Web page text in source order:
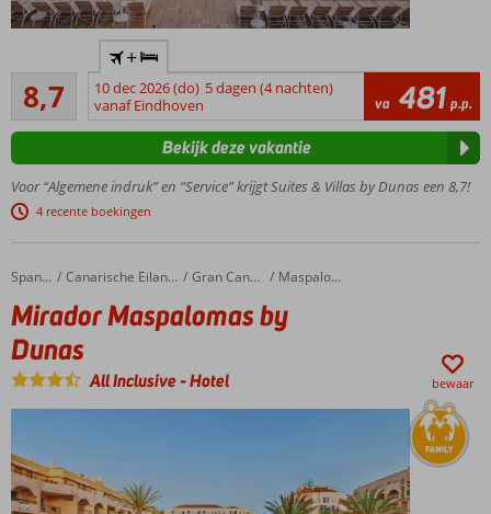
familiecomplex,
op loopafstand
van boulevard
Gratis
naar het
strand
suites tot
wel 6
All
Inclusive
ook
mogelijk
8,7
Aanrader
187
beoordelingen
+
10 dec 2026 (do) 5 dagen (4 nachten)
vanaf Eindhoven
va 481 p.p.
Voor “Algemene indruk” en “Service” krijgt Suites & Villas by Dunas een 8,7!
4 recente boekingen
Bekijk deze vakantie
Home Spanje Canarische Eilanden Gran Canaria Maspalomas
Mirador Maspalomas by Dunas
Mirador Maspalomas by
Dunas
All Inclusive-Hotel bewaar